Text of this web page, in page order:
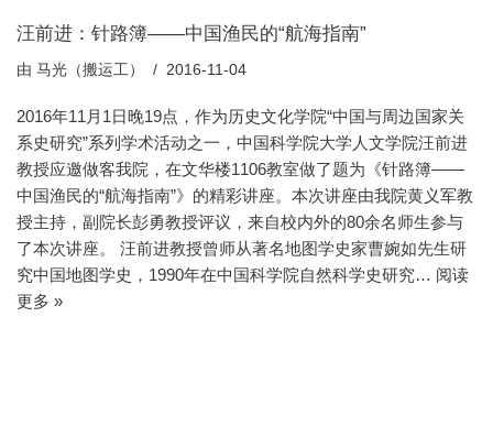
汪前进：针路簿——中国渔民的“航海指南”
由 马光（搬运工） 2016-11-04
2016年11月1日晚19点，作为历史文化学院“中国与周边国家关
系史研究”系列学术活动之一，中国科学院大学人文学院汪前进
教授应邀做客我院，在文华楼1106教室做了题为《针路簿——
中国渔民的“航海指南”》的精彩讲座。本次讲座由我院黄义军教
授主持，副院长彭勇教授评议，来自校内外的80余名师生参与
了本次讲座。 汪前进教授曾师从著名地图学史家曹婉如先生研
究中国地图学史，1990年在中国科学院自然科学史研究… 阅读
更多 »